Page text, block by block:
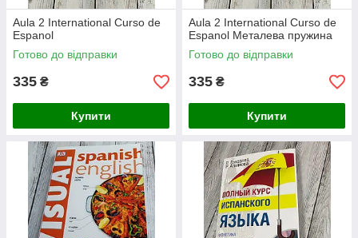
Aula 2 International Curso de
Espanol
Готово до відправки
335 ₴
Купити
Aula 2 International Curso de
Espanol Металева пружина
Готово до відправки
335 ₴
Купити